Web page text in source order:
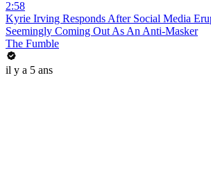
2:58
Kyrie Irving Responds After Social Media
Seemingly Coming Out As An Anti-Masker
The Fumble
il y a 5 ans